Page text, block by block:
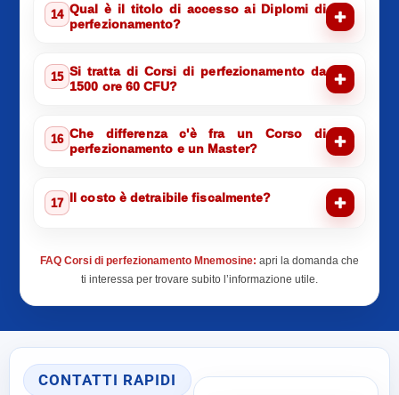
14 Qual è il titolo di accesso ai Diplomi di
perfezionamento?
15 Si tratta di Corsi di perfezionamento da
1500 ore 60 CFU?
16 Che differenza c'è fra un Corso di
perfezionamento e un Master?
17 Il costo è detraibile fiscalmente?
FAQ Corsi di perfezionamento Mnemosine: apri la domanda che
ti interessa per trovare subito l’informazione utile.
CONTATTI RAPIDI